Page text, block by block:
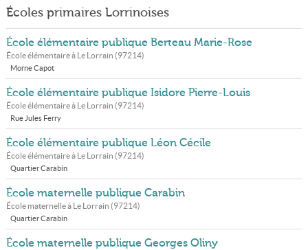
Écoles primaires Lorrinoises
École élémentaire publique Berteau Marie-Rose
École élémentaire à Le Lorrain (97214)
Morne Capot
École élémentaire publique Isidore Pierre-Louis
École élémentaire à Le Lorrain (97214)
Rue Jules Ferry
École élémentaire publique Léon Cécile
École élémentaire à Le Lorrain (97214)
Quartier Carabin
École maternelle publique Carabin
École maternelle à Le Lorrain (97214)
Quartier Carabin
École maternelle publique Georges Oliny